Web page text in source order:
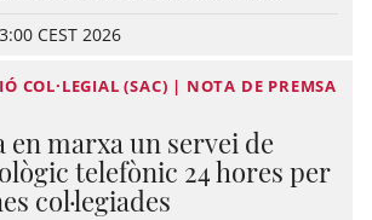
CEST 2026
COL·LEGIAL (SAC) | NOTA DE PREMSA
en marxa un servei de
telefònic 24 hores per
col·legiades